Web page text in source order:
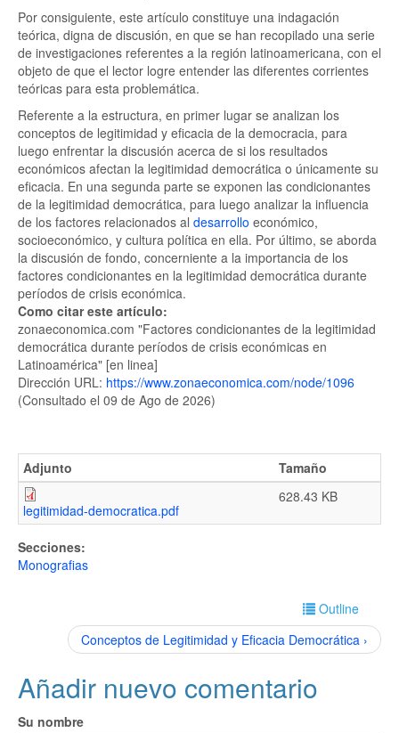
Por consiguiente, este artículo constituye una indagación
teórica, digna de discusión, en que se han recopilado una serie
de investigaciones referentes a la región latinoamericana, con el
objeto de que el lector logre entender las diferentes corrientes
teóricas para esta problemática.
Referente a la estructura, en primer lugar se analizan los
conceptos de legitimidad y eficacia de la democracia, para
luego enfrentar la discusión acerca de si los resultados
económicos afectan la legitimidad democrática o únicamente su
eficacia. En una segunda parte se exponen las condicionantes
de la legitimidad democrática, para luego analizar la influencia
de los factores relacionados al desarrollo económico,
socioeconómico, y cultura política en ella. Por último, se aborda
la discusión de fondo, concerniente a la importancia de los
factores condicionantes en la legitimidad democrática durante
períodos de crisis económica.
Como citar este artículo:
zonaeconomica.com "Factores condicionantes de la legitimidad
democrática durante períodos de crisis económicas en
Latinoamérica" [en linea]
Dirección URL: https://www.zonaeconomica.com/node/1096
(Consultado el 09 de Ago de 2026)
Adjunto Tamaño
legitimidad-democratica.pdf
628.43 KB
Secciones:
Monografias
Outline
Conceptos de Legitimidad y Eficacia Democrática ›
Añadir nuevo comentario
Su nombre